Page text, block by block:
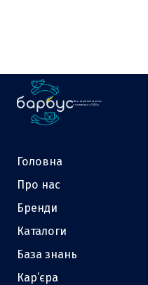
Ваш надійний партнер
у зоотоварах з 2000 р.
Головна
Про нас
Бренди
Каталоги
База знань
Кар’єра